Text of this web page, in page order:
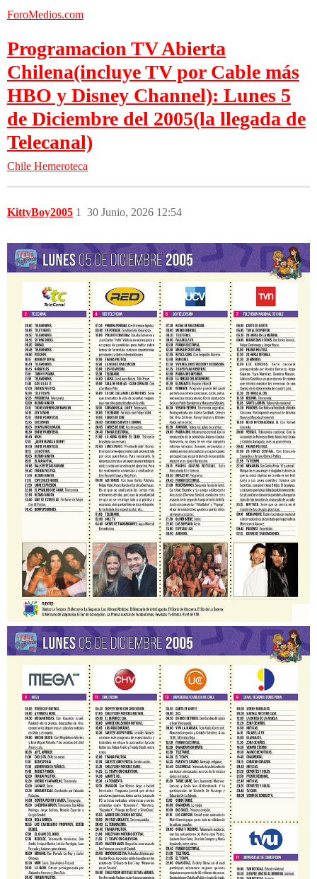
ForoMedios.com
Programacion TV Abierta
Chilena(incluye TV por Cable más
HBO y Disney Channel): Lunes 5
de Diciembre del 2005(la llegada de
Telecanal)
Chile Hemeroteca
KittyBoy2005 30 Junio, 2026 12:54
1